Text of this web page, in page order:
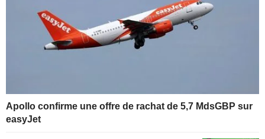
Apollo confirme une offre de rachat de 5,7 MdsGBP sur
easyJet